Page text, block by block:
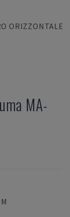
ORIZZONTALE
MA-